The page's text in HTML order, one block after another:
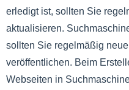
erledigt ist, sollten Sie
aktualisieren.
sollten Sie regelmäßig
veröffentlichen. Beim
Webseiten in